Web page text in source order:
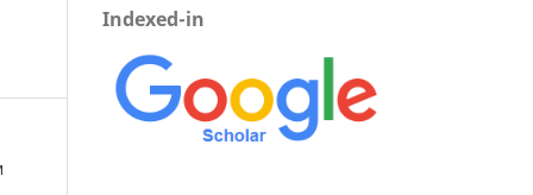
Indexed-in